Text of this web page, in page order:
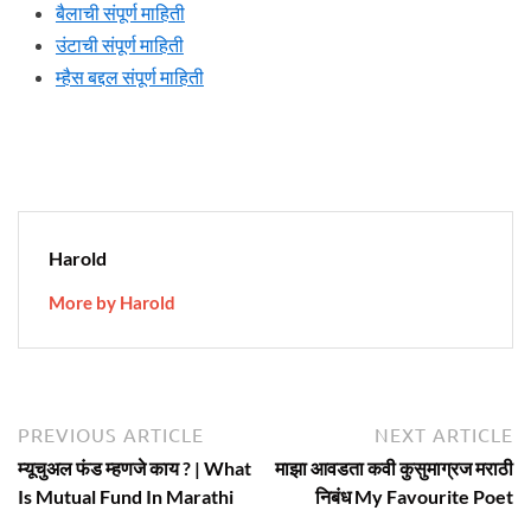
बैलाची संपूर्ण माहिती
उंटाची संपूर्ण माहिती
म्हैस बद्दल संपूर्ण माहिती
Harold
More by Harold
Post
navigation
PREVIOUS ARTICLE
article:
म्यूचुअल फंड म्हणजे काय ? | What
Is Mutual Fund In Marathi
NEXT ARTICLE
माझा आवडता कवी कुसुमाग्रज मराठी
निबंध My Favourite Poet